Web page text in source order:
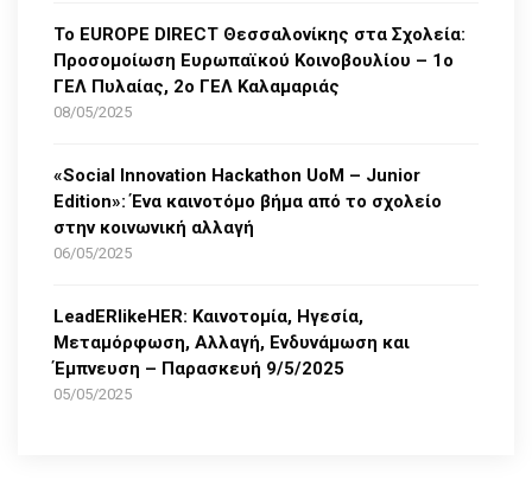
Το EUROPE DIRECT Θεσσαλονίκης στα Σχολεία:
Προσομοίωση Ευρωπαϊκού Κοινοβουλίου – 1ο
ΓΕΛ Πυλαίας, 2ο ΓΕΛ Καλαμαριάς
08/05/2025
«Social Innovation Hackathon UoM – Junior
Edition»: Ένα καινοτόμο βήμα από το σχολείο
στην κοινωνική αλλαγή
06/05/2025
LeadERlikeHER: Καινοτομία, Ηγεσία,
Μεταμόρφωση, Αλλαγή, Ενδυνάμωση και
Έμπνευση – Παρασκευή 9/5/2025
05/05/2025